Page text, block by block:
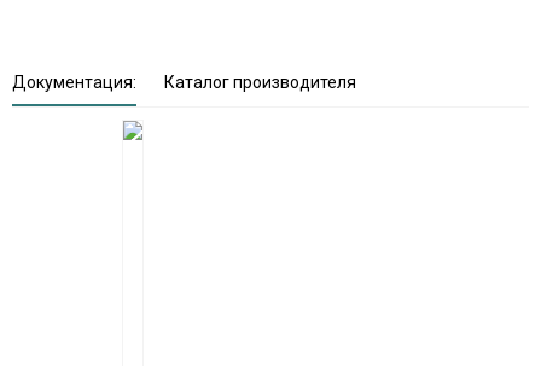
Документация: Каталог производителя